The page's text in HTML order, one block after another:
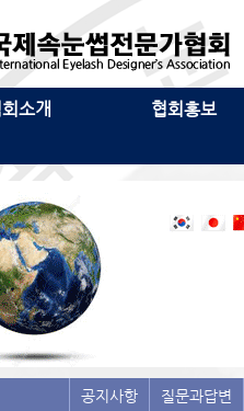
소개 협회홍보
공지사항 질문과답변